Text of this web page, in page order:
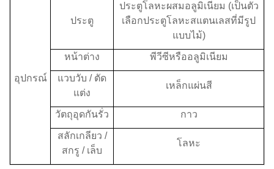
อุปกรณ์
ประตู
ประตูโลหะผสมอลูมิเนียม (เป็นตัว
เลือกประตูโลหะสแตนเลสที่มีรูป
แบบไม้)
หน้าต่าง พีวีซีหรืออลูมิเนียม
แวบวับ / ตัด
แต่ง
เหล็กแผ่นสี
วัตถุอุดกันรั่ว กาว
สลักเกลียว /
สกรู / เล็บ
โลหะ